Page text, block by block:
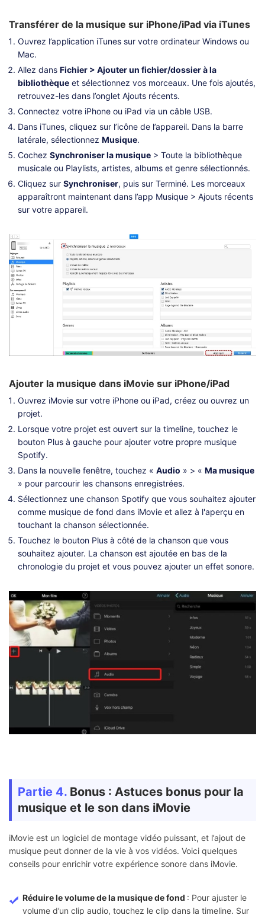
Transférer de la musique sur iPhone/iPad via iTunes
Ouvrez l’application iTunes sur votre ordinateur Windows ou
Mac.
Allez dans Fichier > Ajouter un fichier/dossier à la
bibliothèque et sélectionnez vos morceaux. Une fois ajoutés,
retrouvez-les dans l’onglet Ajouts récents.
Connectez votre iPhone ou iPad via un câble USB.
Dans iTunes, cliquez sur l’icône de l’appareil. Dans la barre
latérale, sélectionnez Musique.
Cochez Synchroniser la musique > Toute la bibliothèque
musicale ou Playlists, artistes, albums et genre sélectionnés.
Cliquez sur Synchroniser, puis sur Terminé. Les morceaux
apparaîtront maintenant dans l’app Musique > Ajouts récents
sur votre appareil.
Ajouter la musique dans iMovie sur iPhone/iPad
Ouvrez iMovie sur votre iPhone ou iPad, créez ou ouvrez un
projet.
Lorsque votre projet est ouvert sur la timeline, touchez le
bouton Plus à gauche pour ajouter votre propre musique
Spotify.
Dans la nouvelle fenêtre, touchez « Audio » > « Ma musique
» pour parcourir les chansons enregistrées.
Sélectionnez une chanson Spotify que vous souhaitez ajouter
comme musique de fond dans iMovie et allez à l'aperçu en
touchant la chanson sélectionnée.
Touchez le bouton Plus à côté de la chanson que vous
souhaitez ajouter. La chanson est ajoutée en bas de la
chronologie du projet et vous pouvez ajouter un effet sonore.
Partie 4. Bonus : Astuces bonus pour la
musique et le son dans iMovie
iMovie est un logiciel de montage vidéo puissant, et l’ajout de
musique peut donner de la vie à vos vidéos. Voici quelques
conseils pour enrichir votre expérience sonore dans iMovie.
Réduire le volume de la musique de fond : Pour ajuster le
volume d’un clip audio, touchez le clip dans la timeline. Sur